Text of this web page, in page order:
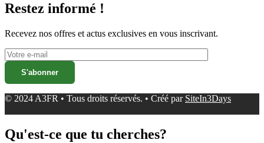
Restez informé !
Recevez nos offres et actus exclusives en vous inscrivant.
© 2024 A3FR • Tous droits réservés. • Créé par SiteIn3Days
Qu'est-ce que tu cherches?